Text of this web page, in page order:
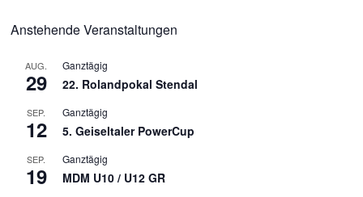
Anstehende Veranstaltungen
AUG.
29
Ganztägig
22. Rolandpokal Stendal
SEP.
12
Ganztägig
5. Geiseltaler PowerCup
SEP.
19
Ganztägig
MDM U10 / U12 GR